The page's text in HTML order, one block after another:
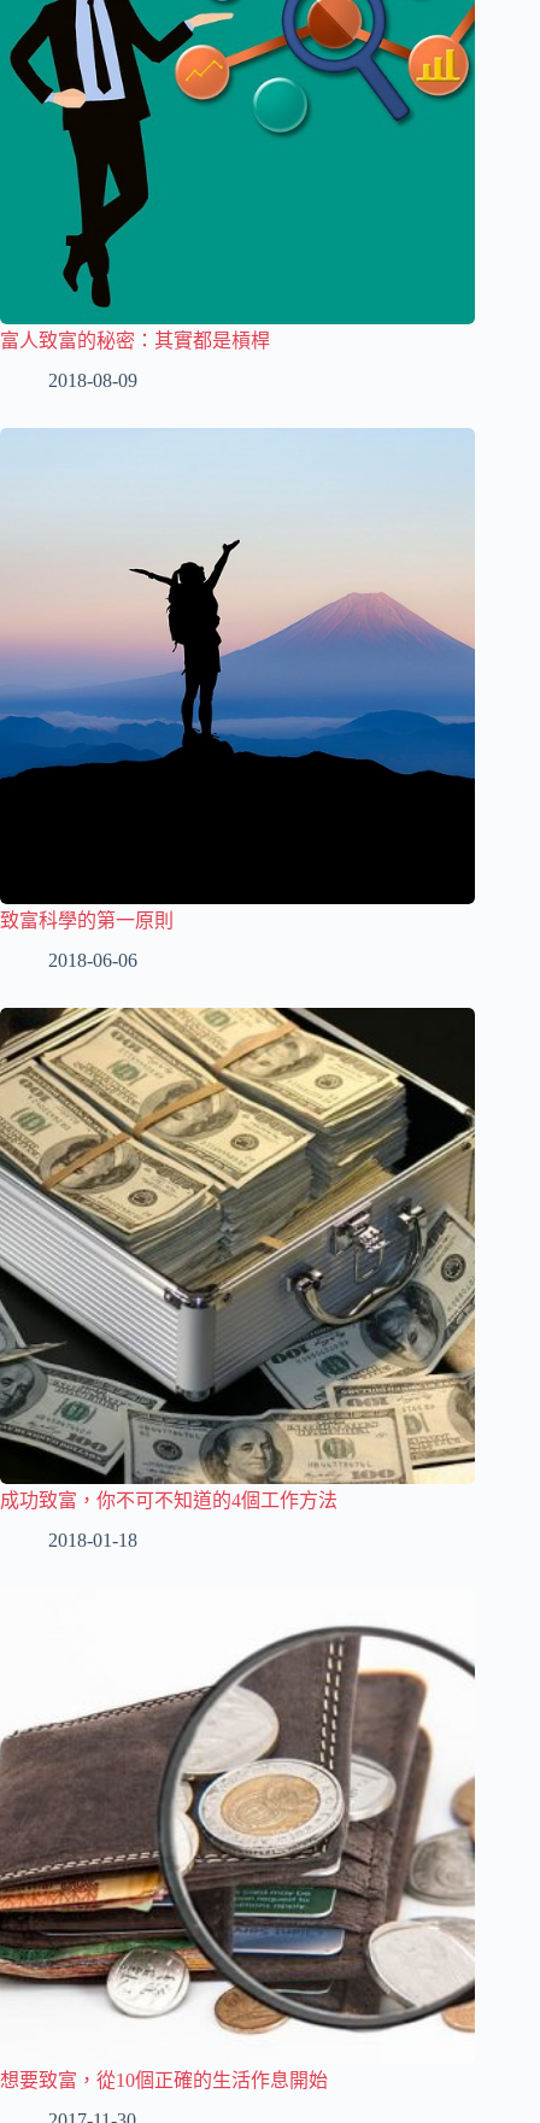
富人致富的秘密：其實都是槓桿
2018-08-09
致富科學的第一原則
2018-06-06
成功致富，你不可不知道的4個工作方法
2018-01-18
想要致富，從10個正確的生活作息開始